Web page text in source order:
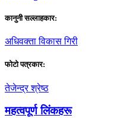
कानुनी सल्लाहकार:
अधिवक्ता विकास गिरी
फाेटाे पत्रकार:
तेजेन्द्र श्रेष्ठ
महत्वपूर्ण लिंकहरू